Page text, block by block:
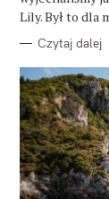
Lily. Był to dla
Czytaj dalej